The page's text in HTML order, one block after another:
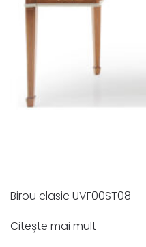
Birou clasic UVF00ST08
Citește mai mult